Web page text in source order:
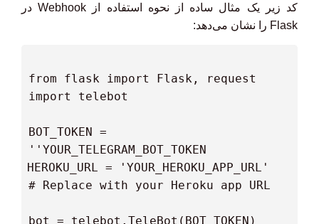
کد زیر یک مثال ساده از نحوه استفاده از Webhook در
Flask را نشان می‌دهد:
BOT_TOKEN =
HEROKU_URL = 'YOUR_HEROKU_APP_URL'